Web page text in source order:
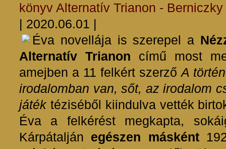
könyv Alternatív Trianon - Berniczky
| 2020.06.01 |
Éva novellája is szerepel a
Alternatív Trianon című most
amejben a 11 felkért szerzőA
irodalomban van, sőt, az irodalom
játéktéziséből kiindulva vették
Éva a felkérést megkapta,
Kárpátalján egészen másként